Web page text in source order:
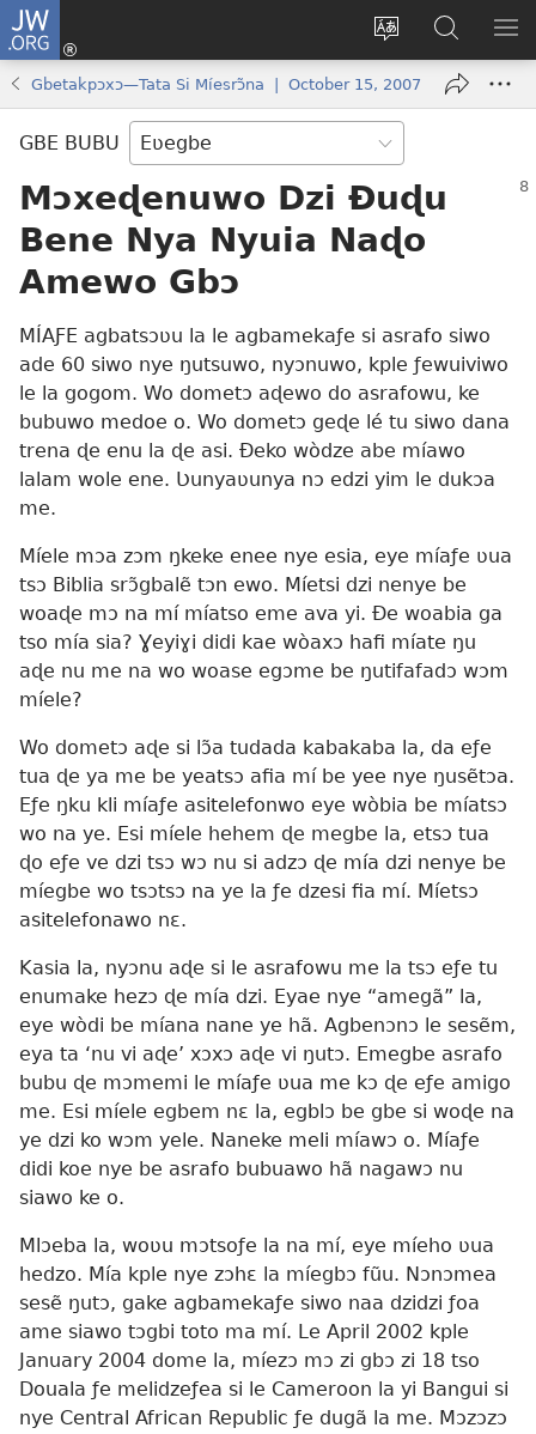
JW.ORG
Trɔ
gbegbɔgblɔa
Ge
Ðe
new
window)
JW.ORG
Nudidi
Gbetakpɔxɔ—Tata Si Míesrɔ̃na | October 15, 2007
GBE BUBU
Mɔxeɖenuwo Dzi Ðuɖu
Bene Nya Nyuia Naɖo
Amewo Gbɔ
MÍAƑE agbatsɔʋu la le agbamekaƒe si asrafo siwo
ade 60 siwo nye ŋutsuwo, nyɔnuwo, kple ƒewuiviwo
le la gogom. Wo dometɔ aɖewo do asrafowu, ke
bubuwo medoe o. Wo dometɔ geɖe lé tu siwo dana
trena ɖe enu la ɖe asi. Ðeko wòdze abe míawo
lalam wole ene. Ʋunyaʋunya nɔ edzi yim le dukɔa
me.
Míele mɔa zɔm ŋkeke enee nye esia, eye míaƒe ʋua
tsɔ Biblia srɔ̃gbalẽ tɔn ewo. Míetsi dzi nenye be
woaɖe mɔ na mí míatso eme ava yi. Ðe woabia ga
tso mía sia? Ɣeyiɣi didi kae wòaxɔ hafi míate ŋu
aɖe nu me na wo woase egɔme be ŋutifafadɔ wɔm
míele?
Wo dometɔ aɖe si lɔ̃a tudada kabakaba la, da eƒe
tua ɖe ya me be yeatsɔ afia mí be yee nye ŋusẽtɔa.
Eƒe ŋku kli míaƒe asitelefonwo eye wòbia be míatsɔ
wo na ye. Esi míele hehem ɖe megbe la, etsɔ tua
ɖo eƒe ve dzi tsɔ wɔ nu si adzɔ ɖe mía dzi nenye be
míegbe wo tsɔtsɔ na ye la ƒe dzesi fia mí. Míetsɔ
asitelefonawo nɛ.
Kasia la, nyɔnu aɖe si le asrafowu me la tsɔ eƒe tu
enumake hezɔ ɖe mía dzi. Eyae nye “amegã” la,
eye wòdi be míana nane ye hã. Agbenɔnɔ le sesẽm,
eya ta ‘nu vi aɖe’ xɔxɔ aɖe vi ŋutɔ. Emegbe asrafo
bubu ɖe mɔmemi le míaƒe ʋua me kɔ ɖe eƒe amigo
me. Esi míele egbem nɛ la, egblɔ be gbe si woɖe na
ye dzi ko wɔm yele. Naneke meli míawɔ o. Míaƒe
didi koe nye be asrafo bubuawo hã nagawɔ nu
siawo ke o.
Mlɔeba la, woʋu mɔtsoƒe la na mí, eye míeho ʋua
hedzo. Mía kple nye zɔhɛ la míegbɔ fũu. Nɔnɔmea
sesẽ ŋutɔ, gake agbamekaƒe siwo naa dzidzi ƒoa
ame siawo tɔgbi toto ma mí. Le April 2002 kple
January 2004 dome la, míezɔ mɔ zi gbɔ zi 18 tso
Douala ƒe melidzeƒea si le Cameroon la yi Bangui si
nye Central African Republic ƒe dugã la me. Mɔzɔzɔ